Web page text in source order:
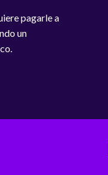
pagarle a
un